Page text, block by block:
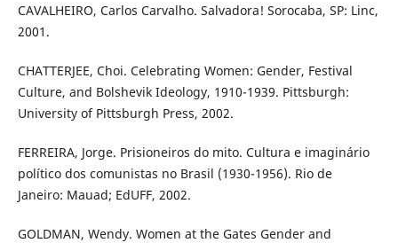
CAVALHEIRO, Carlos Carvalho. Salvadora! Sorocaba, SP: Linc,
2001.
CHATTERJEE, Choi. Celebrating Women: Gender, Festival
Culture, and Bolshevik Ideology, 1910-1939. Pittsburgh:
University of Pittsburgh Press, 2002.
FERREIRA, Jorge. Prisioneiros do mito. Cultura e imaginário
político dos comunistas no Brasil (1930-1956). Rio de
Janeiro: Mauad; EdUFF, 2002.
GOLDMAN, Wendy. Women at the Gates Gender and